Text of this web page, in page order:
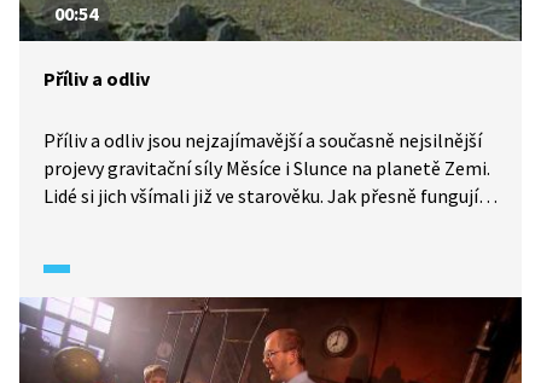
00:54
Příliv a odliv
Příliv a odliv jsou nejzajímavější a současně nejsilnější
projevy gravitační síly Měsíce i Slunce na planetě Zemi.
Lidé si jich všímali již ve starověku. Jak přesně fungují